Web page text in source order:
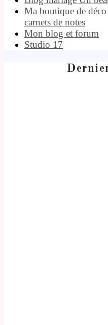
Ma boutique de
carnets de notes
Mon blog et forum
Studio 17